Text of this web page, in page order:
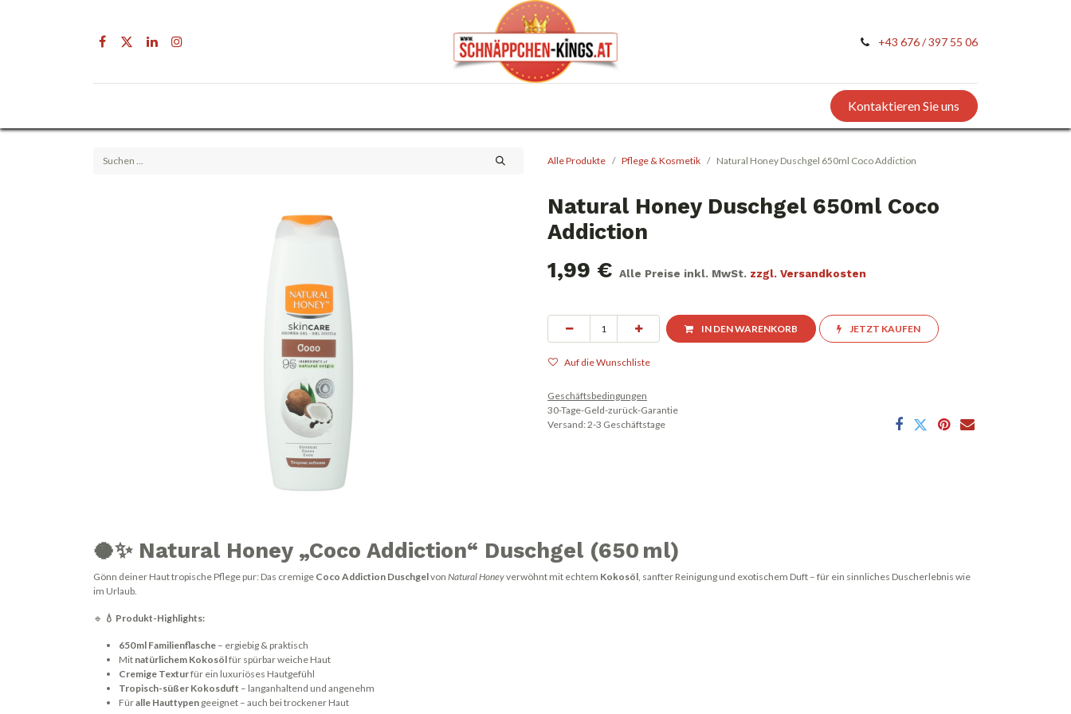
+43 676 / 397 55 06
Kontaktieren Sie uns
Alle Produkte Pflege & Kosmetik Natural Honey Duschgel 650ml Coco Addiction
Natural Honey Duschgel 650ml Coco
Addiction
1,99 € Alle Preise inkl. MwSt. zzgl. Versandkosten
IN DEN WARENKORB JETZT KAUFEN
Auf die Wunschliste
Geschäftsbedingungen
30-Tage-Geld-zurück-Garantie
Versand: 2-3 Geschäftstage
🥥✨ Natural Honey „Coco Addiction“ Duschgel (650 ml)
Gönn deiner Haut tropische Pflege pur: Das cremige Coco Addiction Duschgelvon Natural Honeyverwöhnt mit echtem Kokosöl, sanfter Reinigung und exotischem Duft – für ein sinnliches Duscherlebnis wie
im Urlaub.
🔹 💧 Produkt-Highlights:
650 ml Familienflasche – ergiebig & praktisch
Mit natürlichem Kokosölfür spürbar weiche Haut
Cremige Texturfür ein luxuriöses Hautgefühl
Tropisch-süßer Kokosduft – langanhaltend und angenehm
Füralle Hauttypen geeignet – auch bei trockener Haut